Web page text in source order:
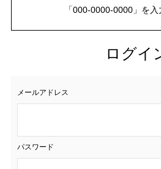
「000-0000-0000」を入
ログイ
メールアドレス
パスワード